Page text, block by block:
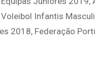
Infantis
2018, Federação